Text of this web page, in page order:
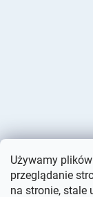
Używamy
przeglądanie
na stronie, stale